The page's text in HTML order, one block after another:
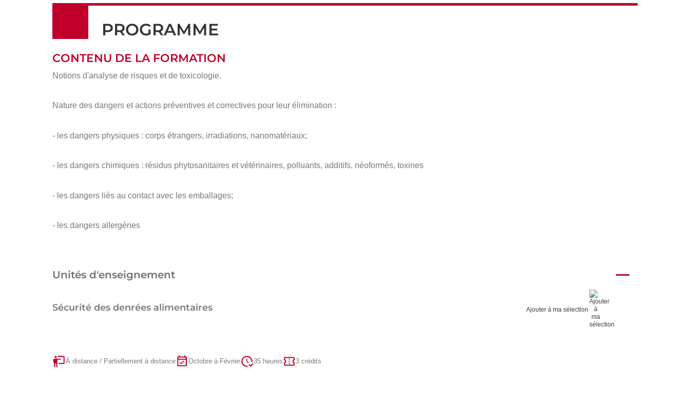
PROGRAMME
CONTENU DE LA FORMATION
Notions d'analyse de risques et de toxicologie.
Nature des dangers et actions préventives et correctives pour leur élimination :
- les dangers physiques : corps étrangers, irradiations, nanomatériaux;
- les dangers chimiques : résidus phytosanitaires et vétérinaires, polluants, additifs, néoformés, toxines
- les dangers liés au contact avec les emballages;
- les dangers allergènes
Unités d'enseignement
Sécurité des denrées alimentaires Ajouter à ma sélection
À distance / Partiellement à distance Octobre à Février 35 heures 3 crédits